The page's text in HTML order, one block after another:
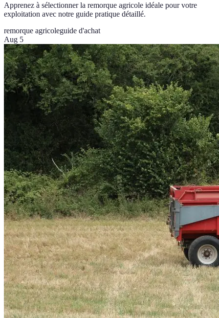
Apprenez à sélectionner la remorque agricole idéale pour votre
exploitation avec notre guide pratique détaillé.
remorque agricoleguide d'achat
Aug 5